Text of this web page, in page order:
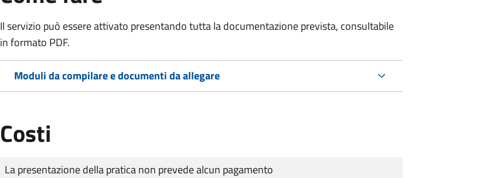
Il servizio può essere attivato presentando tutta la documentazione prevista, consultabile
in formato PDF.
Moduli da compilare e documenti da allegare
Costi
Tipo di pagamento
Importo
La presentazione della pratica non prevede alcun pagamento